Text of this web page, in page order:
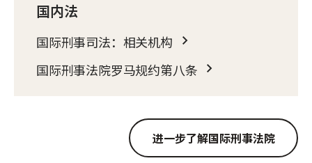
国内法
国际刑事司法：相关机构
国际刑事法院罗马规约第八条
进一步了解国际刑事法院